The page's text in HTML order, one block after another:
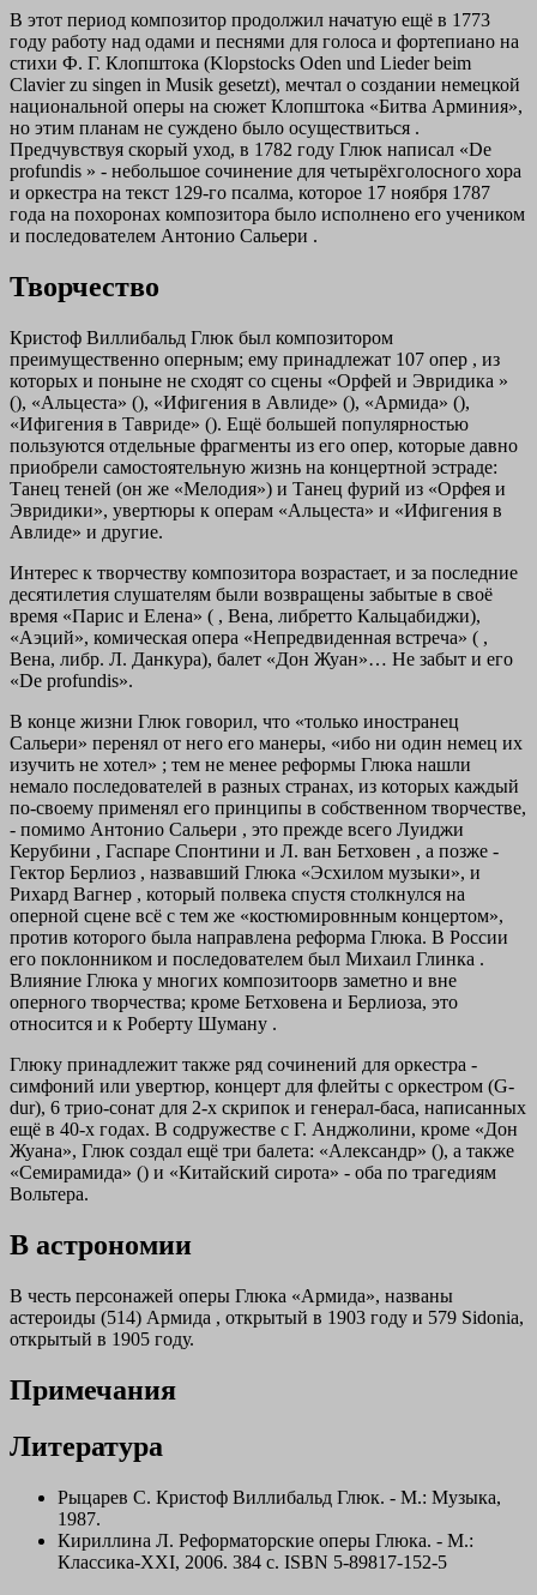
В этот период композитор продолжил начатую ещё в 1773
году работу над одами и песнями для голоса и фортепиано на
стихи Ф. Г. Клопштока (Klopstocks Oden und Lieder beim
Clavier zu singen in Musik gesetzt), мечтал о создании немецкой
национальной оперы на сюжет Клопштока «Битва Арминия»,
но этим планам не суждено было осуществиться .
Предчувствуя скорый уход, в 1782 году Глюк написал «De
profundis » - небольшое сочинение для четырёхголосного хора
и оркестра на текст 129-го псалма, которое 17 ноября 1787
года на похоронах композитора было исполнено его учеником
и последователем Антонио Сальери .
Творчество
Кристоф Виллибальд Глюк был композитором
преимущественно оперным; ему принадлежат 107 опер , из
которых и поныне не сходят со сцены «Орфей и Эвридика »
(), «Альцеста» (), «Ифигения в Авлиде» (), «Армида» (),
«Ифигения в Тавриде» (). Ещё большей популярностью
пользуются отдельные фрагменты из его опер, которые давно
приобрели самостоятельную жизнь на концертной эстраде:
Танец теней (он же «Мелодия») и Танец фурий из «Орфея и
Эвридики», увертюры к операм «Альцеста» и «Ифигения в
Авлиде» и другие.
Интерес к творчеству композитора возрастает, и за последние
десятилетия слушателям были возвращены забытые в своё
время «Парис и Елена» ( , Вена, либретто Кальцабиджи),
«Аэций», комическая опера «Непредвиденная встреча» ( ,
Вена, либр. Л. Данкура), балет «Дон Жуан»… Не забыт и его
«De profundis».
В конце жизни Глюк говорил, что «только иностранец
Сальери» перенял от него его манеры, «ибо ни один немец их
изучить не хотел» ; тем не менее реформы Глюка нашли
немало последователей в разных странах, из которых каждый
по-своему применял его принципы в собственном творчестве,
- помимо Антонио Сальери , это прежде всего Луиджи
Керубини , Гаспаре Спонтини и Л. ван Бетховен , а позже -
Гектор Берлиоз , назвавший Глюка «Эсхилом музыки», и
Рихард Вагнер , который полвека спустя столкнулся на
оперной сцене всё с тем же «костюмировнным концертом»,
против которого была направлена реформа Глюка. В России
его поклонником и последователем был Михаил Глинка .
Влияние Глюка у многих композитоорв заметно и вне
оперного творчества; кроме Бетховена и Берлиоза, это
относится и к Роберту Шуману .
Глюку принадлежит также ряд сочинений для оркестра -
симфоний или увертюр, концерт для флейты с оркестром (G-
dur), 6 трио-сонат для 2-х скрипок и генерал-баса, написанных
ещё в 40-х годах. В содружестве с Г. Анджолини, кроме «Дон
Жуана», Глюк создал ещё три балета: «Александр» (), а также
«Семирамида» () и «Китайский сирота» - оба по трагедиям
Вольтера.
В астрономии
В честь персонажей оперы Глюка «Армида», названы
астероиды (514) Армида , открытый в 1903 году и 579 Sidonia,
открытый в 1905 году.
Примечания
Литература
Рыцарев С. Кристоф Виллибальд Глюк. - М.: Музыка,
1987.
Кириллина Л. Реформаторские оперы Глюка. - М.:
Классика-XXI, 2006. 384 с. ISBN 5-89817-152-5